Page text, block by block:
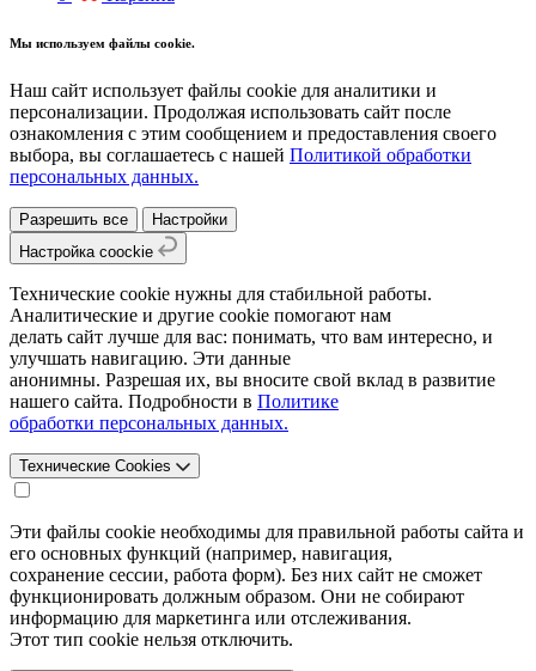
Мы используем файлы cookie.
Наш сайт использует файлы cookie для аналитики и
персонализации. Продолжая использовать сайт после
ознакомления с этим сообщением и предоставления своего
выбора, вы соглашаетесь с нашей Политикой обработки
персональных данных.
Разрешить все
Настройки
Настройка coockie
Технические cookie нужны для стабильной работы.
Аналитические и другие cookie помогают нам
делать сайт лучше для вас: понимать, что вам интересно, и
улучшать навигацию. Эти данные
анонимны. Разрешая их, вы вносите свой вклад в развитие
нашего сайта. Подробности в Политике
обработки персональных данных.
Технические Cookies
Эти файлы cookie необходимы для правильной работы сайта и
его основных функций (например, навигация,
сохранение сессии, работа форм). Без них сайт не сможет
функционировать должным образом. Они не собирают
информацию для маркетинга или отслеживания.
Этот тип cookie нельзя отключить.